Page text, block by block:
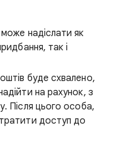
надіслати як
так і
буде схвалено,
на рахунок, з
Після цього особа,
доступ до